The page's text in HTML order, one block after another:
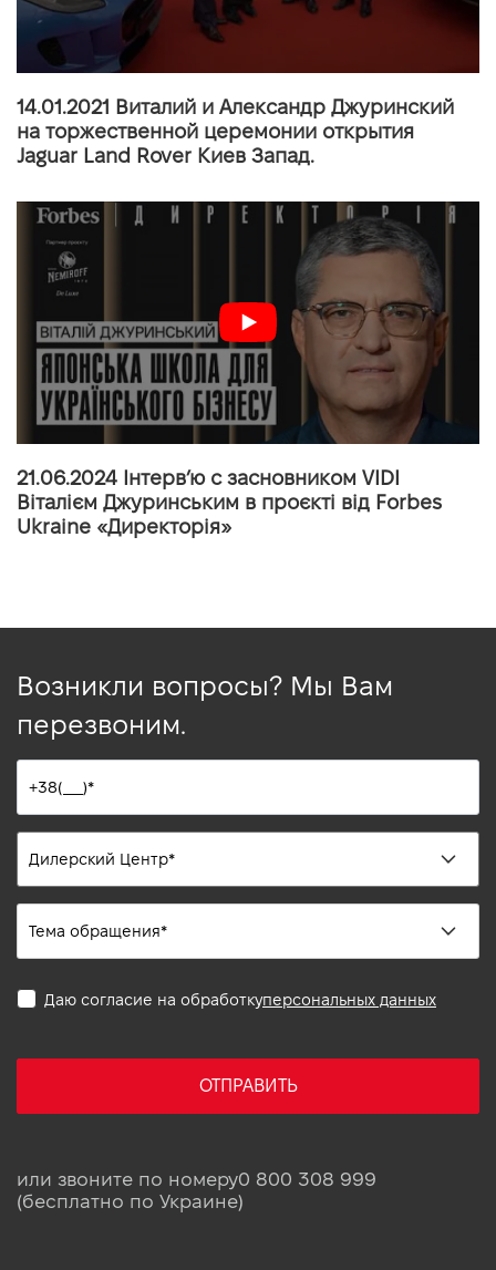
14.01.2021 Виталий и Александр Джуринский
на торжественной церемонии открытия
Jaguar Land Rover Киев Запад.
21.06.2024 Інтерв’ю с засновником VIDI
Віталієм Джуринським в проєкті від Forbes
Ukraine «Директорія»
Возникли вопросы? Мы Вам
перезвоним.
Даю согласие на обработкуперсональных данных
ОТПРАВИТЬ
или звоните по номеру0 800 308 999
(бесплатно по Украине)